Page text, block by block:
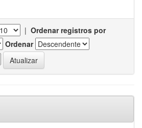
| Ordenar registros por
Ordenar